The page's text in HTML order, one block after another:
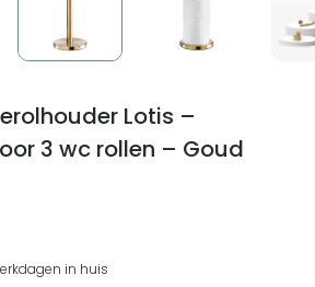
Lotis –
3 wc rollen – Goud
in huis